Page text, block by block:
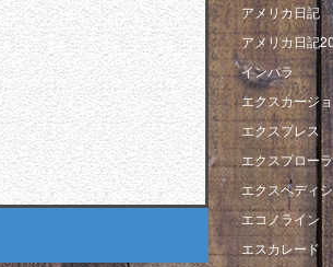
アメリカ日記
アメリカ日記
インパラ
エクスカージ
エクスプレス
エクスプロー
エクスペディ
エコノライン
エスカレード